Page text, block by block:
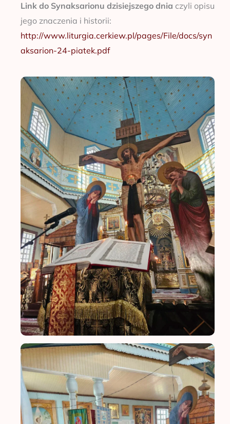
Link do Synaksarionu dzisiejszego dnia czyli opisu
jego znaczenia i historii:
http://www.liturgia.cerkiew.pl/pages/File/docs/syn
aksarion-24-piatek.pdf